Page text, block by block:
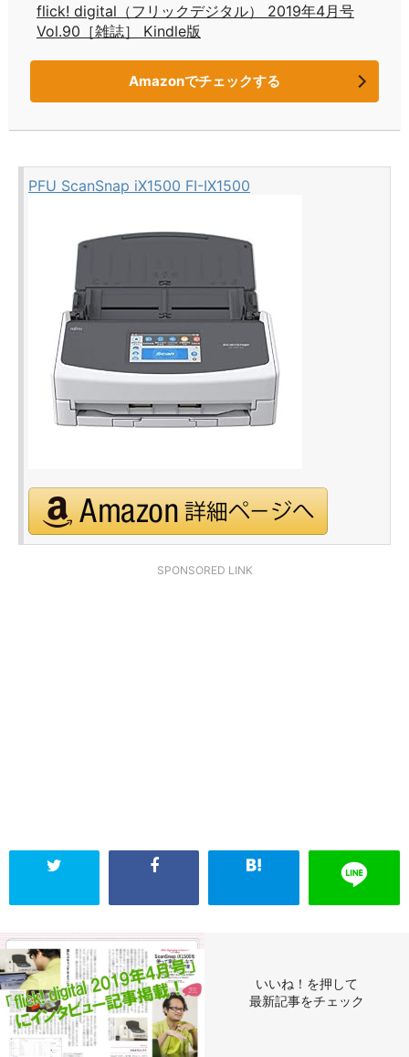
flick! digital（フリックデジタル） 2019年4月号
Vol.90［雑誌］ Kindle版
Amazonでチェックする
PFU ScanSnap iX1500 FI-IX1500
SPONSORED LINK
いいね！を押して
最新記事をチェック